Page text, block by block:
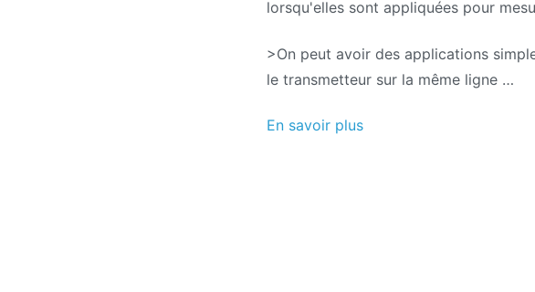
lorsqu'elles sont appliquées pour
>On peut avoir des applications
le transmetteur sur la même ligne …
En savoir plus